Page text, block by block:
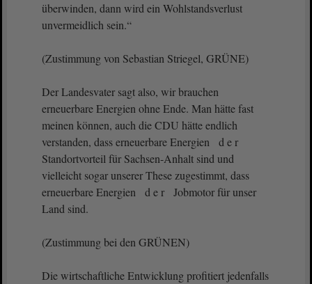
überwinden, dann wird ein Wohlstandsverlust
unvermeidlich sein.“
(Zustimmung von Sebastian Striegel, GRÜNE)
Der Landesvater sagt also, wir brauchen
erneuerbare Energien ohne Ende. Man hätte fast
meinen können, auch die CDU hätte endlich
verstanden, dass erneuerbare Energien d e r
Standortvorteil für Sachsen-Anhalt sind und
vielleicht sogar unserer These zugestimmt, dass
erneuerbare Energien d e r Jobmotor für unser
Land sind.
(Zustimmung bei den GRÜNEN)
Die wirtschaftliche Entwicklung profitiert jedenfalls